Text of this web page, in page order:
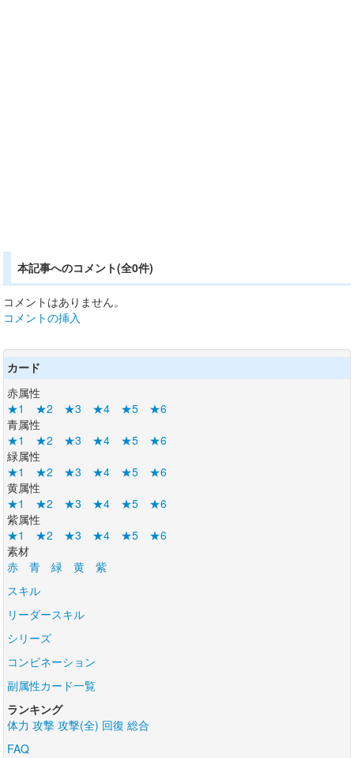
本記事へのコメント(全0件)
コメントはありません。
コメントの挿入
カード
赤属性
★1
★2 ★3 ★4 ★5
★6
青属性
★1
★2 ★3 ★4 ★5
★6
緑属性
★1
★2 ★3 ★4 ★5
★6
黄属性
★1
★2 ★3 ★4 ★5
★6
紫属性
★1
★2 ★3 ★4 ★5
★6
素材
赤
青 緑 黄
紫
スキル
リーダースキル
シリーズ
コンビネーション
副属性カード一覧
ランキング
体力 攻撃 攻撃(全) 回復 総合
FAQ